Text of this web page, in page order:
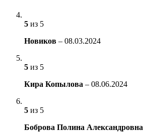
5 из 5
Новиков – 08.03.2024
5 из 5
Кира Копылова – 08.06.2024
5 из 5
Боброва Полина Александровна